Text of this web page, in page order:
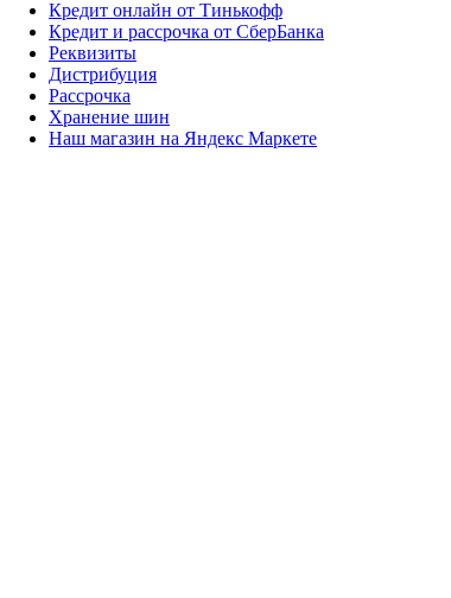
Кредит онлайн от Тинькофф
Кредит и рассрочка от СберБанка
Реквизиты
Дистрибуция
Рассрочка
Хранение шин
Наш магазин на Яндекс Маркете